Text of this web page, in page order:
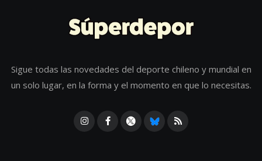
Sigue todas las novedades del deporte chileno y mundial en
un solo lugar, en la forma y el momento en que lo necesitas.